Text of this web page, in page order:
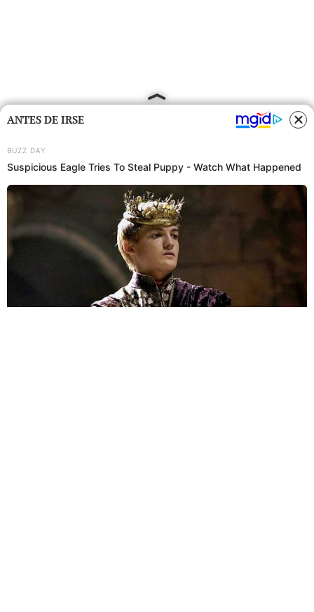
ANTES DE IRSE